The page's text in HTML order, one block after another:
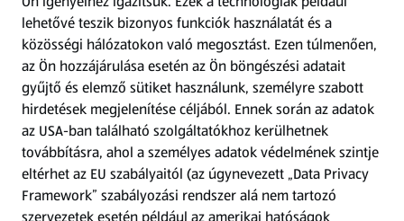
Fizetési lehetőségek
ALDI utalványok
Árcsökkentés
Adattörlő alkalmazás
lehetővé teszik bizonyos funkciók használatát és a
közösségi hálózatokon való megosztást. Ezen túlmenően,
az Ön hozzájárulása esetén az Ön böngészési adatait
gyűjtő és elemző sütiket használunk, személyre szabott
hirdetések megjelenítése céljából. Ennek során az adatok
az USA-ban található szolgáltatókhoz kerülhetnek
továbbításra, ahol a személyes adatok védelmének szintje
eltérhet az EU szabályaitól (az úgynevezett „Data Privacy
Framework” szabályozási rendszer alá nem tartozó